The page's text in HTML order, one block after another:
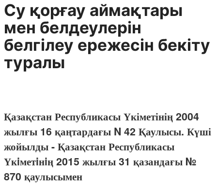
Су қорғау аймақтары
мен белдеулерiн
белгiлеу ережесiн бекiту
туралы
Қазақстан Республикасы Үкіметінің 2004
жылғы 16 қаңтардағы N 42 Қаулысы. Күші
жойылды - Қазақстан Республикасы
Үкiметiнiң 2015 жылғы 31 қазандағы №
870 қаулысымен